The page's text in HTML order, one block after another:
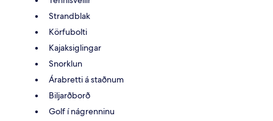
Strandblak
Körfubolti
Kajaksiglingar
Snorklun
Árabretti á staðnum
Biljarðborð
Golf í nágrenninu